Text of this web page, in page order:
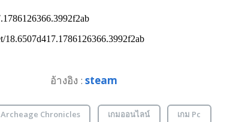
อ้างอิง : steam
Archeage Chronicles เกมออนไลน์ เกม Pc